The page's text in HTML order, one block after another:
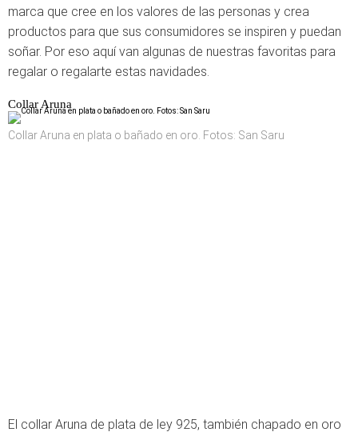
marca que cree en los valores de las personas y crea
productos para que sus consumidores se inspiren y puedan
soñar. Por eso aquí van algunas de nuestras favoritas para
regalar o regalarte estas navidades.
Collar Aruna
Collar Aruna en plata o bañado en oro. Fotos: San Saru
El collar Aruna de plata de ley 925, también chapado en oro